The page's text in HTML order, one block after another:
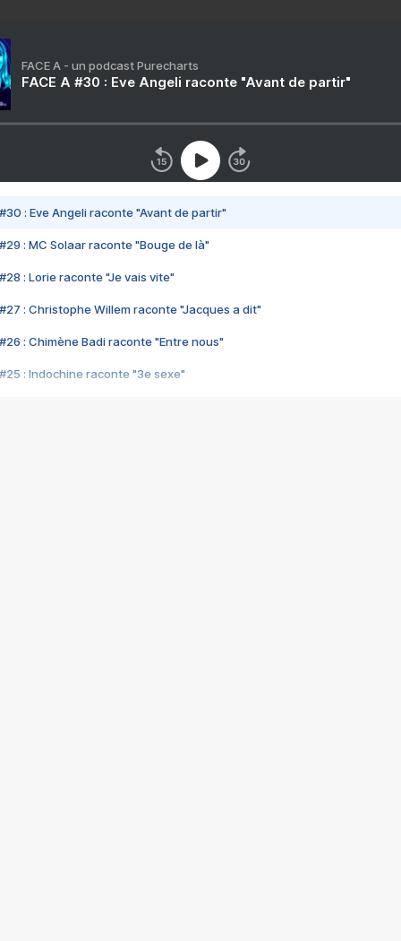
FACE A - un podcast Purecharts
FACE A #30 : Eve Angeli raconte "Avant de partir"
#30 : Eve Angeli raconte "Avant de partir"
#29 : MC Solaar raconte "Bouge de là"
#28 : Lorie raconte "Je vais vite"
#27 : Christophe Willem raconte "Jacques a dit"
#26 : Chimène Badi raconte "Entre nous"
#25 : Indochine raconte "3e sexe"